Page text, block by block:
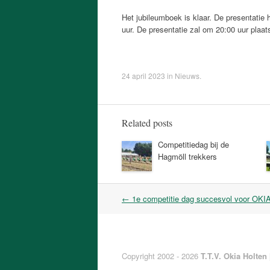
Het jubileumboek is klaar. De
uur. De presentatie zal om 20:00 uur
24 april 2023 in Nieuws
Related posts
Competitiedag bij de
Hagmöll trekkers
Post
← 1e competitie dag succesvol voor
Copyright 2002 - 2026 T.T.V. Okia Holten